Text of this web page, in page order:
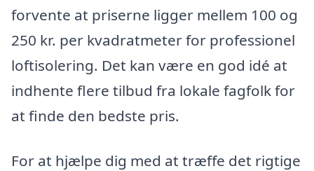
forvente at priserne ligger mellem 100 og
250 kr. per kvadratmeter for professionel
loftisolering. Det kan være en god idé at
indhente flere tilbud fra lokale fagfolk for
at finde den bedste pris.
For at hjælpe dig med at træffe det rigtige